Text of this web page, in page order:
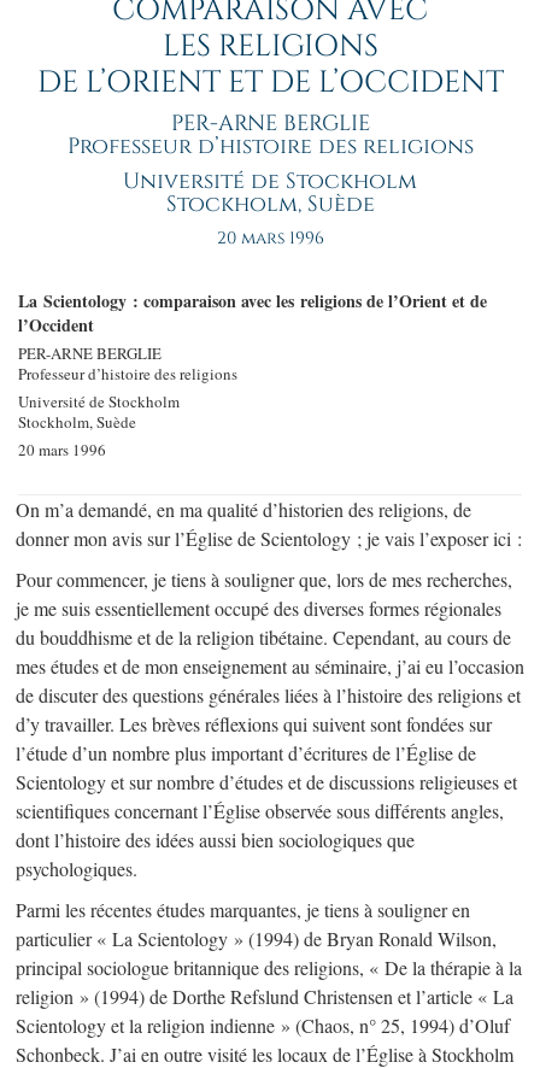
COMPARAISON AVEC
LES RELIGIONS
DE L’ORIENT ET DE L’OCCIDENT
PER-ARNE BERGLIE
Professeur d’histoire des religions
Université de Stockholm
Stockholm, Suède
20 mars 1996
La Scientology : comparaison avec les religions de l’Orient et de
l’Occident
PER-ARNE BERGLIE
Professeur d’histoire des religions
Université de Stockholm
Stockholm, Suède
20 mars 1996
On m’a demandé, en ma qualité d’historien des religions, de
donner mon avis sur l’Église de Scientology ; je vais l’exposer ici :
Pour commencer, je tiens à souligner que, lors de mes recherches,
je me suis essentiellement occupé des diverses formes régionales
du bouddhisme et de la religion tibétaine. Cependant, au cours de
mes études et de mon enseignement au séminaire, j’ai eu l’occasion
de discuter des questions générales liées à l’histoire des religions et
d’y travailler. Les brèves réflexions qui suivent sont fondées sur
l’étude d’un nombre plus important d’écritures de l’Église de
Scientology et sur nombre d’études et de discussions religieuses et
scientifiques concernant l’Église observée sous différents angles,
dont l’histoire des idées aussi bien sociologiques que
psychologiques.
Parmi les récentes études marquantes, je tiens à souligner en
particulier « La Scientology » (1994) de Bryan Ronald Wilson,
principal sociologue britannique des religions, « De la thérapie à la
religion » (1994) de Dorthe Refslund Christensen et l’article « La
Scientology et la religion indienne » (Chaos, n° 25, 1994) d’Oluf
Schonbeck. J’ai en outre visité les locaux de l’Église à Stockholm